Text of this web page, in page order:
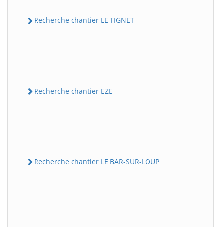
Recherche chantier LE TIGNET
Recherche chantier EZE
Recherche chantier LE BAR-SUR-LOUP